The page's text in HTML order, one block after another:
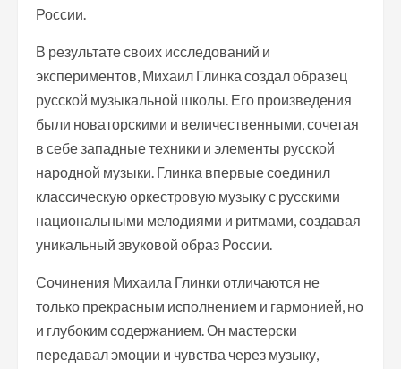
России.
В результате своих исследований и
экспериментов, Михаил Глинка создал образец
русской музыкальной школы. Его произведения
были новаторскими и величественными, сочетая
в себе западные техники и элементы русской
народной музыки. Глинка впервые соединил
классическую оркестровую музыку с русскими
национальными мелодиями и ритмами, создавая
уникальный звуковой образ России.
Сочинения Михаила Глинки отличаются не
только прекрасным исполнением и гармонией, но
и глубоким содержанием. Он мастерски
передавал эмоции и чувства через музыку,